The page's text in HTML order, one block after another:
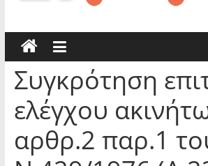
Συγκρότηση
ελέγχου
αρθρ.2 παρ.1